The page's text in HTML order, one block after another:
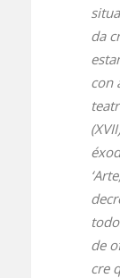
da
con
de
cre